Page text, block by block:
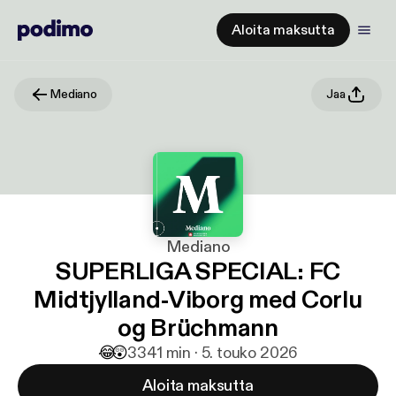
Aloita maksutta
Mediano Jaa
Mediano
SUPERLIGA SPECIAL: FC
Midtjylland-Viborg med Corlu
og Brüchmann
😂😲3341 min · 5. touko 2026
Aloita maksutta